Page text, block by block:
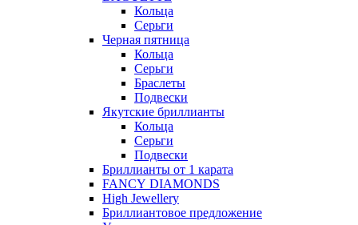
Кольца
Серьги
Черная пятница
Кольца
Серьги
Браслеты
Подвески
Якутские бриллианты
Кольца
Серьги
Подвески
Бриллианты от 1 карата
FANCY DIAMONDS
High Jewellery
Бриллиантовое предложение